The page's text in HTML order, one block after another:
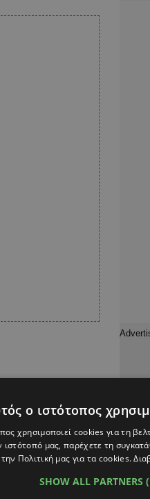
το σταθερό
του, του
ότι πρέπει
ο ιστότοπος
χρησιμοποιεί cookies για τη
ιστότοπό μας, παρέχετε τη
την Πολιτική μας για τα cookies.
SHOW ALL PARTNERS